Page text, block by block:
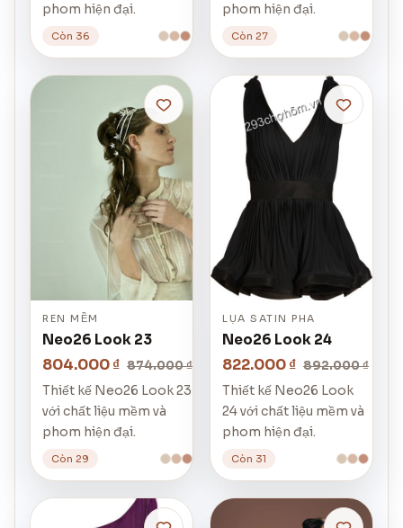
phom hiện đại.
Còn 36
phom hiện đại.
Còn 27
REN MỀM
Neo26 Look 23
804.000 ₫ 874.000 ₫
Thiết kế Neo26 Look 23
với chất liệu mềm và
phom hiện đại.
Còn 29
LỤA SATIN PHA
Neo26 Look 24
822.000 ₫ 892.000 ₫
Thiết kế Neo26 Look
24 với chất liệu mềm và
phom hiện đại.
Còn 31